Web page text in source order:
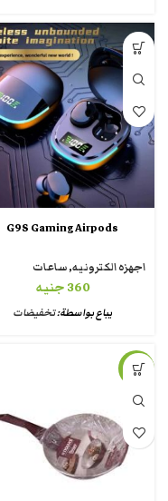
G9S Gaming Airpods
اجهزه الكترونيه,ساعات
360جنيه
يباع بواسطة:تخفيضات
-12%